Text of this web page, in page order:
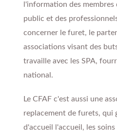
l'information des membres
public et des
concerner le furet, le
associations visant des
travaille avec les SPA,
national.
Le CFAF c'est aussi une
replacement de furets, qui
d'accueil l'accueil, les